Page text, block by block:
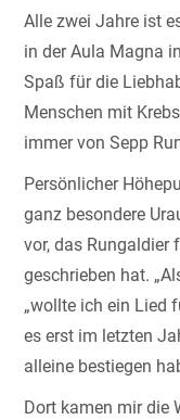
Alle zwei Jahre ist
in der Aula Magna
Spaß für die
Menschen mit
immer von Sepp
Persönlicher
ganz besondere
vor, das Rungaldier
geschrieben hat.
„wollte ich ein Lied
es erst im letzten
alleine bestiegen
Dort kamen mir die